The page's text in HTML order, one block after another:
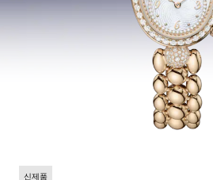
신제품